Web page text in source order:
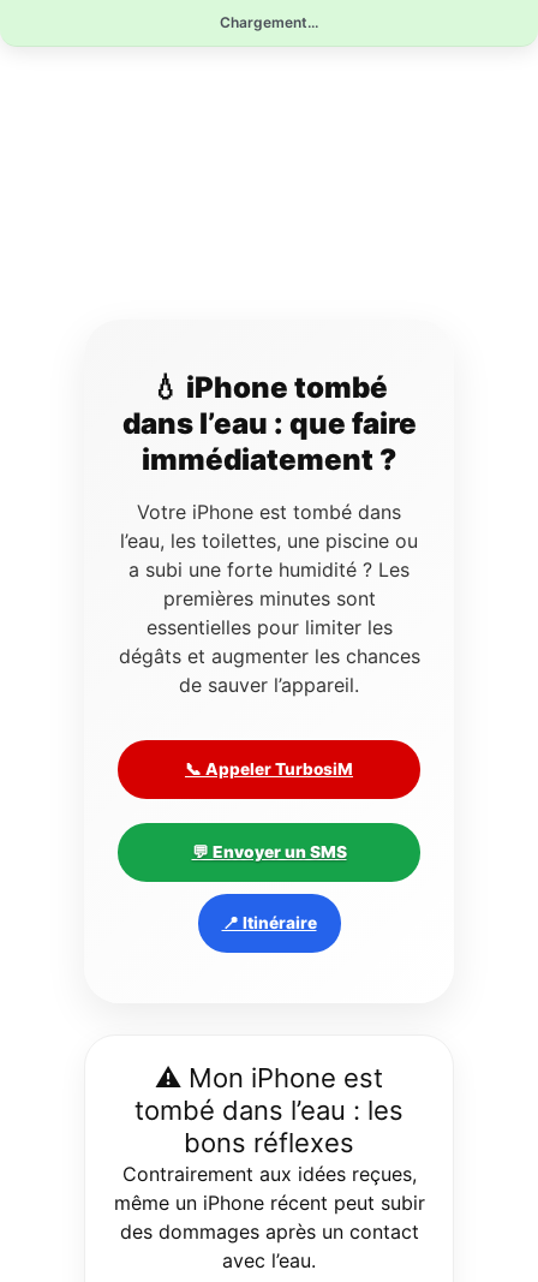
Chargement...
au
💧 iPhone tombé
dans l’eau : que faire
immédiatement ?
Votre iPhone est tombé dans
l’eau, les toilettes, une piscine ou
a subi une forte humidité ? Les
premières minutes sont
essentielles pour limiter les
dégâts et augmenter les chances
de sauver l’appareil.
📞 Appeler TurbosiM
💬 Envoyer un SMS
📍 Itinéraire
⚠️ Mon iPhone est
tombé dans l’eau : les
bons réflexes
Contrairement aux idées reçues,
même un iPhone récent peut subir
des dommages après un contact
avec l’eau.